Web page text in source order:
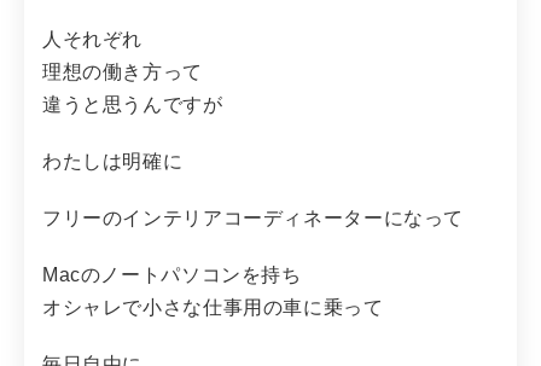
人それぞれ
理想の働き方って
違うと思うんですが
わたしは明確に
フリーのインテリアコーディネーターになって
Macのノートパソコンを持ち
オシャレで小さな仕事用の車に乗って